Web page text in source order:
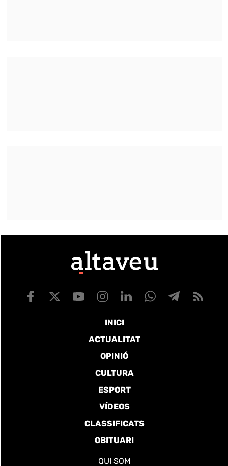
INICI
ACTUALITAT
OPINIÓ
CULTURA
ESPORT
VÍDEOS
CLASSIFICATS
OBITUARI
QUI SOM